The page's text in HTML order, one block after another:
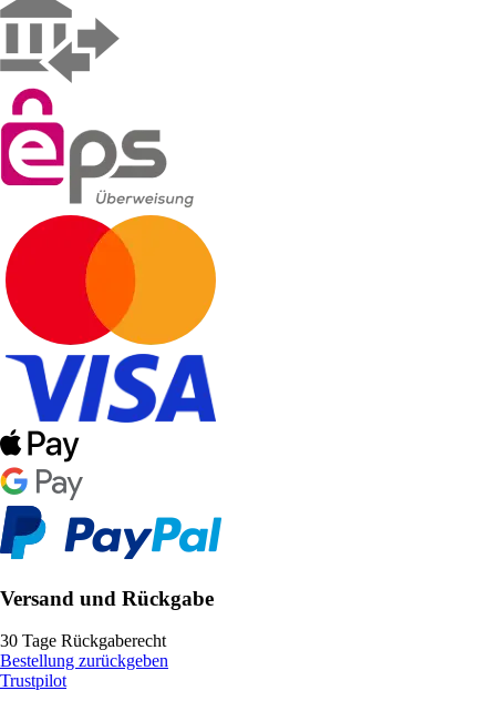
Versand und Rückgabe
30 Tage Rückgaberecht
Bestellung zurückgeben
Trustpilot